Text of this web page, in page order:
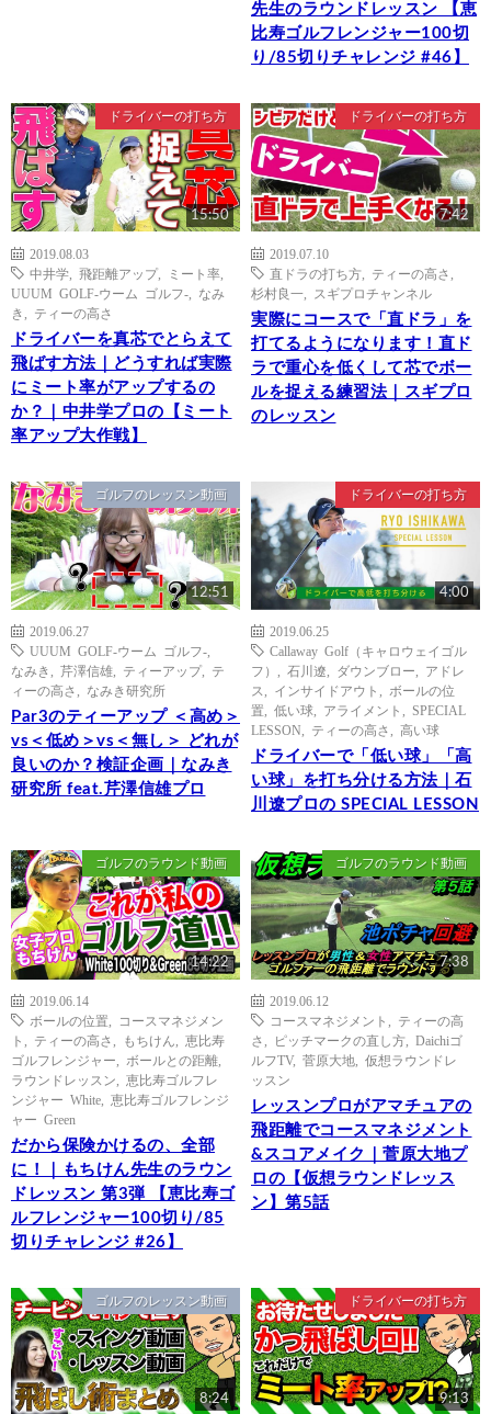
先生のラウンドレッスン 【恵
比寿ゴルフレンジャー100切
り/85切りチャレンジ #46】
ドライバーの打ち方
15:50
2019.08.03
中井学
飛距離アップ, ミート率
UUUM GOLF-ウーム ゴルフ-
なみ
き
ティーの高さ
ドライバーを真芯でとらえて
飛ばす方法｜どうすれば実際
にミート率がアップするの
か？｜中井学プロの【ミート
率アップ大作戦】
ドライバーの打ち方
7:42
2019.07.10
直ドラの打ち方
ティーの高さ
杉村良一
スギプロチャンネル
実際にコースで「直ドラ」を
打てるようになります！直ド
ラで重心を低くして芯でボー
ルを捉える練習法｜スギプロ
のレッスン
ゴルフのレッスン動画
12:51
2019.06.27
UUUM GOLF-ウーム ゴルフ-
なみき
芹澤信雄 ティーアップ, テ
ィーの高さ
なみき研究所
Par3のティーアップ ＜高め＞
vs＜低め＞vs＜無し＞ どれが
良いのか？検証企画｜なみき
研究所 feat.芹澤信雄プロ
ドライバーの打ち方
4:00
2019.06.25
Callaway Golf（キャロウェイゴル
フ）
石川遼 ダウンブロー
アドレ
ス
インサイドアウト
ボールの位
置
低い球 アライメント
SPECIAL
LESSON
ティーの高さ 高い球
ドライバーで「低い球」「高
い球」を打ち分ける方法｜石
川遼プロの SPECIAL LESSON
ゴルフのラウンド動画
14:22
2019.06.14
ボールの位置
コースマネジメン
ト
ティーの高さ もちけん
恵比寿
ゴルフレンジャー
ボールとの距離
ラウンドレッスン
恵比寿ゴルフレ
ンジャー White
恵比寿ゴルフレンジ
ャー Green
だから保険かけるの、全部
に！｜もちけん先生のラウン
ドレッスン 第3弾 【恵比寿ゴ
ルフレンジャー100切り/85
切りチャレンジ #26】
ゴルフのラウンド動画
7:38
2019.06.12
コースマネジメント
ティーの高
さ
ピッチマークの直し方
Daichiゴ
ルフTV, 菅原大地
仮想ラウンドレ
ッスン
レッスンプロがアマチュアの
飛距離でコースマネジメント
&スコアメイク｜菅原大地プ
ロの【仮想ラウンドレッス
ン】第5話
ゴルフのレッスン動画
8:24
ドライバーの打ち方
9:13